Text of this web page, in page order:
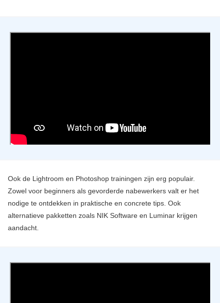
Ook de Lightroom en Photoshop trainingen zijn erg populair.
Zowel voor beginners als gevorderde nabewerkers valt er het
nodige te ontdekken in praktische en concrete tips. Ook
alternatieve pakketten zoals NIK Software en Luminar krijgen
aandacht.